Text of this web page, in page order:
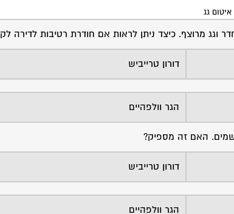
איטום גג
וגג מרוצף. כיצד ניתן לראות אם חודרת רטיבות לדירה
דורון טרייביש
הגר וולפהיים
האם זה מספיק?
דורון טרייביש
הגר וולפהיים